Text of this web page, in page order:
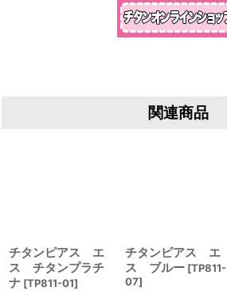
関連商品
チタンピアス エ
ス チタンプラチ
ナ [TP811-01]
チタンピアス エ
ス ブルー [TP811-
07]